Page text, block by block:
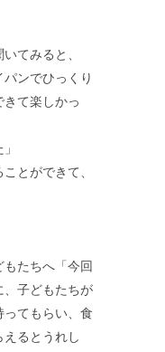
てみると、
パンでひっくり
て楽しかっ
とができて、
たちへ「今回
、子どもたちが
ってもらい、食
るとうれし